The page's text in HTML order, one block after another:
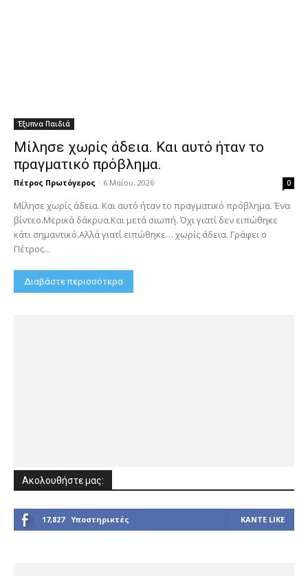
Έξυπνα Παιδιά
Μίλησε χωρίς άδεια. Και αυτό ήταν το
πραγματικό πρόβλημα.
Πέτρος Πρωτόγερος - 6 Μαΐου, 2026 0
Μίλησε χωρίς άδεια. Και αυτό ήταν το πραγματικό πρόβλημα. Ένα
βίντεο.Μερικά δάκρυα.Και μετά σιωπή. Όχι γιατί δεν ειπώθηκε
κάτι σημαντικό.Αλλά γιατί ειπώθηκε… χωρίς άδεια. Γράφει ο
Πέτρος...
Διαβάστε περισσότερα
Ακολουθήστε μας:
17,827 Υποστηρικτές ΚΆΝΤΕ LIKE